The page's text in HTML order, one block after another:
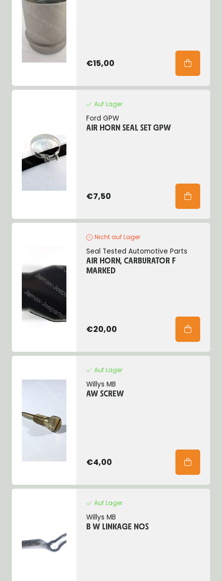
€15,00
Auf Lager
Ford GPW
AIR HORN SEAL SET GPW
€7,50
Nicht auf Lager
Seal Tested Automotive Parts
AIR HORN, CARBURATOR F
MARKED
€20,00
Auf Lager
Willys MB
AW SCREW
€4,00
Auf Lager
Willys MB
B W LINKAGE NOS